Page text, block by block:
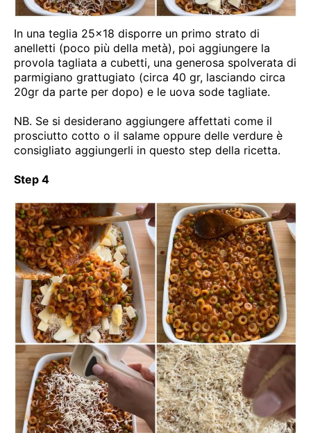
In una teglia 25×18 disporre un primo strato di
anelletti (poco più della metà), poi aggiungere la
provola tagliata a cubetti, una generosa spolverata di
parmigiano grattugiato (circa 40 gr, lasciando circa
20gr da parte per dopo) e le uova sode tagliate.
NB. Se si desiderano aggiungere affettati come il
prosciutto cotto o il salame oppure delle verdure è
consigliato aggiungerli in questo step della ricetta.
Step 4